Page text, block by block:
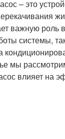
– это
важную роль
системы,
мы
влияет на